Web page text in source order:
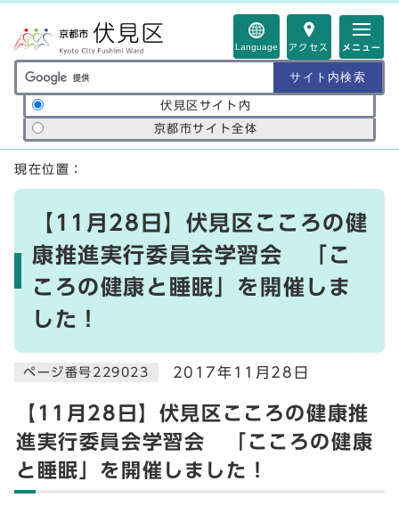
Language アクセス メニュー
サイト内検索の範囲
伏見区サイト内
京都市サイト全体
ここから本文です
現在位置：
【11月28日】伏見区こころの健
康推進実行委員会学習会 「こ
ころの健康と睡眠」を開催しま
した！
ページ番号229023 2017年11月28日
【11月28日】伏見区こころの健康推
進実行委員会学習会 「こころの健康
と睡眠」を開催しました！